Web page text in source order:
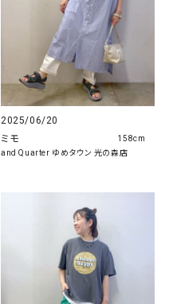
2025/06/20
ミモ
and Quarter ゆめタウン 光の森店
158cm